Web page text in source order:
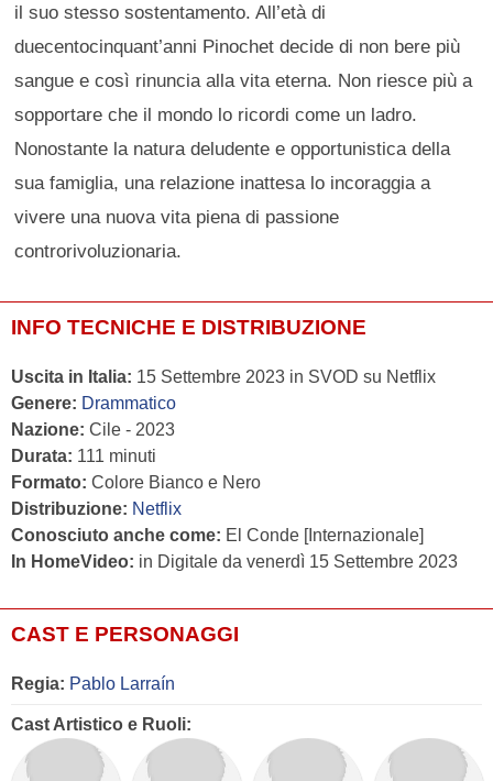
il suo stesso sostentamento. All’età di
duecentocinquant’anni Pinochet decide di non bere più
sangue e così rinuncia alla vita eterna. Non riesce più a
sopportare che il mondo lo ricordi come un ladro.
Nonostante la natura deludente e opportunistica della
sua famiglia, una relazione inattesa lo incoraggia a
vivere una nuova vita piena di passione
controrivoluzionaria.
INFO TECNICHE E DISTRIBUZIONE
Uscita in Italia: 15 Settembre 2023 in SVOD su Netflix
Genere: Drammatico
Nazione: Cile - 2023
Durata: 111 minuti
Formato: Colore Bianco e Nero
Distribuzione: Netflix
Conosciuto anche come: El Conde [Internazionale]
In HomeVideo: in Digitale da venerdì 15 Settembre 2023
CAST E PERSONAGGI
Regia: Pablo Larraín
Cast Artistico e Ruoli: